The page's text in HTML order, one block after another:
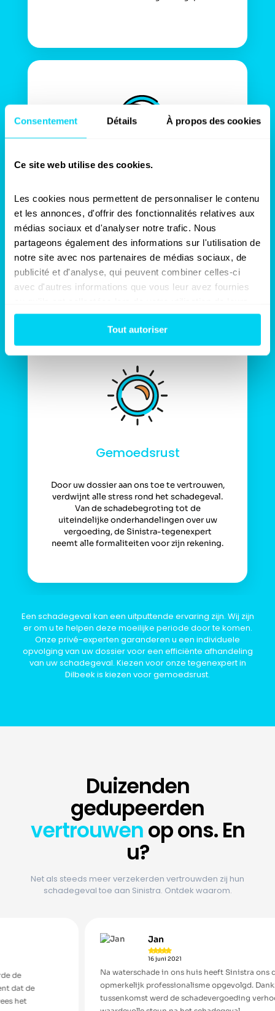
Consentement Détails À propos des cookies
Ce site web utilise des cookies.
Les cookies nous permettent de personnaliser le contenu
et les annonces, d'offrir des fonctionnalités relatives aux
médias sociaux et d'analyser notre trafic. Nous
partageons également des informations sur l'utilisation de
notre site avec nos partenaires de médias sociaux, de
publicité et d'analyse, qui peuvent combiner celles-ci
avec d'autres informations que vous leur avez fournies
services.
Tout autoriser
Door de aanwezigheid van een Sinistra-
tegenexpert tijdens de
schadebesprekingen zal uw verzekeraar
verplicht zijn om een ernstige
schadevergoeding voor te stellen die uw
volledige schade dekt.
Gemoedsrust
Door uw dossier aan ons toe te vertrouwen,
verdwijnt alle stress rond het schadegeval.
Van de schadebegroting tot de
uiteindelijke onderhandelingen over uw
vergoeding, de Sinistra-tegenexpert
neemt alle formaliteiten voor zijn rekening.
Een schadegeval kan een uitputtende ervaring zijn. Wij zijn
er om u te helpen deze moeilijke periode door te komen.
Onze privé-experten garanderen u een individuele
opvolging van uw dossier voor een efficiënte afhandeling
van uw schadegeval. Kiezen voor onze tegenexpert in
Dilbeek is kiezen voor gemoedsrust.
Duizenden
gedupeerden
vertrouwenop ons. En
u?
Net als steeds meer verzekerden vertrouwden zij hun
schadegeval toe aan Sinistra. Ontdek waarom.
Jan
Na waterschade in ons huis heeft Sinistra ons dossier met
opmerkelijk professionalisme opgevolgd. Dankzij hun
tussenkomst werd de schadevergoeding verhoogd. Een